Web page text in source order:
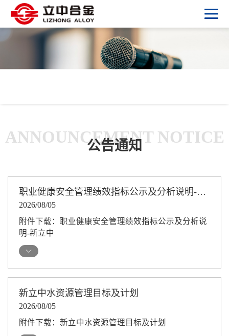
ANNOUNCEMENT NOTICE
公告通知
职业健康安全管理绩效指标公示及分析说明-新
立中
2026/08/05
附件下载：职业健康安全管理绩效指标公示及分析说
明-新立中
新立中水资源管理目标及计划
2026/08/05
附件下载：新立中水资源管理目标及计划